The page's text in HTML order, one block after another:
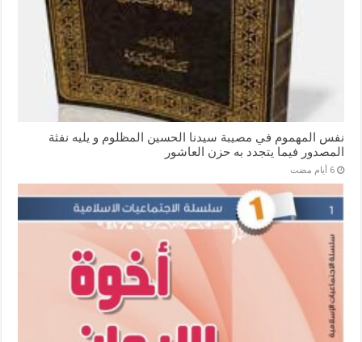
نفس المهموم في مصيبة سيدنا الحسين المظلوم و يليه نفثة
المصدور فيما يتجدد به حزن العاشور
‏6 أيام مضت